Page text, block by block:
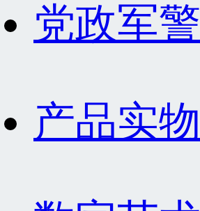
党政军警
产品实物